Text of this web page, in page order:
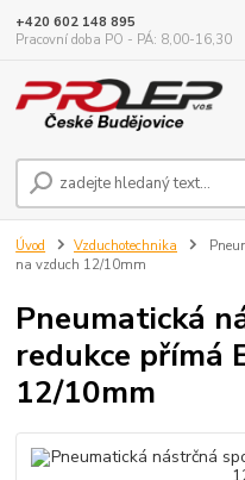
+420 602 148 895
Pracovní doba PO - PÁ: 8,00-16,30
Úvod Vzduchotechnika
na vzduch 12/10mm
Pneumatická
redukce přímá
12/10mm